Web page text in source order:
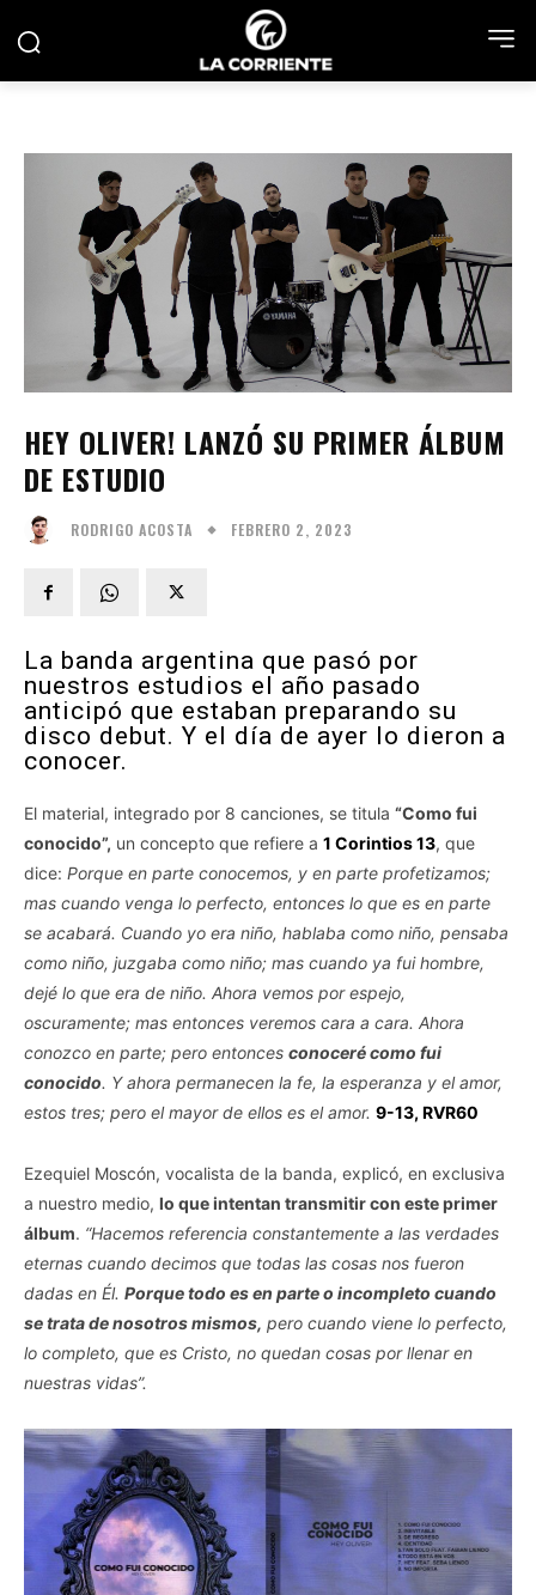
HEY OLIVER! LANZÓ SU PRIMER ÁLBUM
DE ESTUDIO
RODRIGO ACOSTA FEBRERO 2, 2023
La banda argentina que pasó por
nuestros estudios el año pasado
anticipó que estaban preparando su
disco debut. Y el día de ayer lo dieron a
conocer.
El material, integrado por 8 canciones, se titula “Como fui
conocido”, un concepto que refiere a 1 Corintios 13, que
dice: Porque en parte conocemos, y en parte profetizamos;
mas cuando venga lo perfecto, entonces lo que es en parte
se acabará. Cuando yo era niño, hablaba como niño, pensaba
como niño, juzgaba como niño; mas cuando ya fui hombre,
dejé lo que era de niño. Ahora vemos por espejo,
oscuramente; mas entonces veremos cara a cara. Ahora
conozco en parte; pero entonces conoceré como fui
conocido. Y ahora permanecen la fe, la esperanza y el amor,
estos tres; pero el mayor de ellos es el amor. 9-13, RVR60
Ezequiel Moscón, vocalista de la banda, explicó, en exclusiva
a nuestro medio, lo que intentan transmitir con este primer
álbum. “Hacemos referencia constantemente a las verdades
eternas cuando decimos que todas las cosas nos fueron
dadas en Él. Porque todo es en parte o incompleto cuando
se trata de nosotros mismos, pero cuando viene lo perfecto,
lo completo, que es Cristo, no quedan cosas por llenar en
nuestras vidas”.